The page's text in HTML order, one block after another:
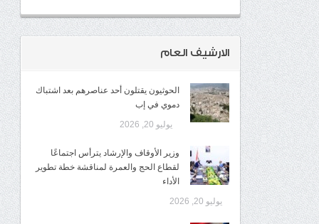
الارشيف العام
الحوثيون يقتلون أحد عناصرهم بعد اشتباك
دموي في إب
يوليو 20, 2026
وزير الأوقاف والإرشاد يترأس اجتماعًا
لقطاع الحج والعمرة لمناقشة خطة تطوير
الأداء
يوليو 20, 2026